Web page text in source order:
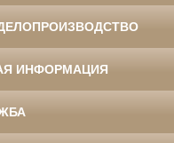
ИНФОРМАЦИЯ